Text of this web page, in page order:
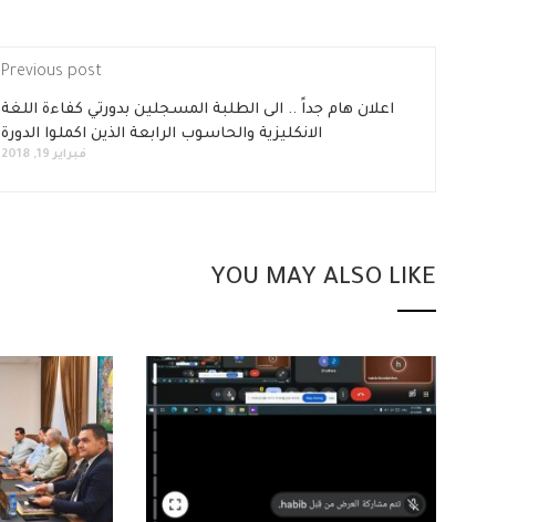
Previous post
اعلان هام جداً .. الى الطلبة المسجلين بدورتي كفاءة اللغة
الانكليزية والحاسوب الرابعة الذين اكملوا الدورة
فبراير 19, 2018
YOU MAY ALSO LIKE